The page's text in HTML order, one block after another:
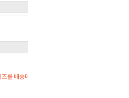
를 배송메시지에 기재해주세요.